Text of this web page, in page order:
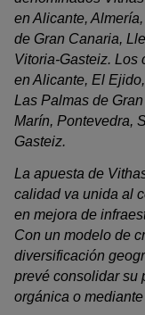
en Alicante,
de Gran Canaria,
Vitoria-Gasteiz. Los
en Alicante, El
Las Palmas de
Marín, Pontevedra,
Gasteiz.
La apuesta de
calidad va unida al
en mejora de
Con un modelo de
diversificación
prevé consolidar su
orgánica o